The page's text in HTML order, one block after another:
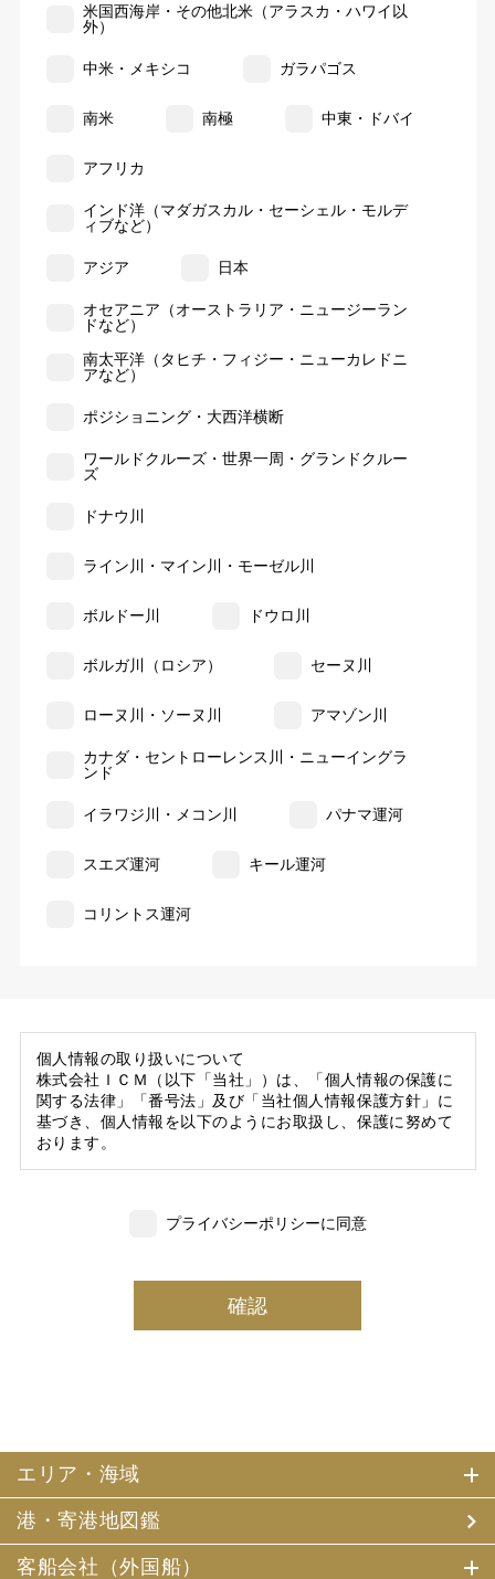
米国西海岸・その他北米（アラスカ・ハワイ以
外）
中米・メキシコ ガラパゴス
南米 南極 中東・ドバイ
アフリカ
インド洋（マダガスカル・セーシェル・モルデ
ィブなど）
アジア 日本
オセアニア（オーストラリア・ニュージーラン
ドなど）
南太平洋（タヒチ・フィジー・ニューカレドニ
アなど）
ポジショニング・大西洋横断
ワールドクルーズ・世界一周・グランドクルー
ズ
ドナウ川
ライン川・マイン川・モーゼル川
ボルドー川 ドウロ川
ボルガ川（ロシア） セーヌ川
ローヌ川・ソーヌ川 アマゾン川
カナダ・セントローレンス川・ニューイングラ
ンド
イラワジ川・メコン川 パナマ運河
スエズ運河 キール運河
コリントス運河
個人情報の取り扱いについて
株式会社ＩＣＭ（以下「当社」）は、「個人情報の保護に
関する法律」「番号法」及び「当社個人情報保護方針」に
基づき、個人情報を以下のようにお取扱し、保護に努めて
おります。
いただいた個人情報の一部を個人データとして保有
(3) 当社は、当社で就業する社員及び社員の扶養親族、及
び当社が支払調書等を作成する継続的契約関係のある個人
います。）は、お客様がご旅行の申込みの際にお申出いた
だいた個人情報についてお客様との連絡のために利用させ
ていただくほか、お客様がお申込みいただいた旅行におい
て運送・宿泊機関等（主要な運送・宿泊機関等について契
約書面に記載されています）の提供する旅行サービスの手
配及びそれらのサービスの受領のための手続、また旅行代
プライバシーポリシーに同意
エリア・海域
港・寄港地図鑑
客船会社（外国船）